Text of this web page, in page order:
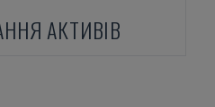
АКТИВІВ